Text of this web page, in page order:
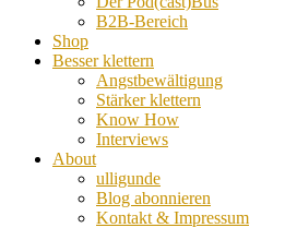
B2B-Bereich
Shop
Besser klettern
Angstbewältigung
Stärker klettern
Know How
Interviews
About
ulligunde
Blog abonnieren
Kontakt & Impressum